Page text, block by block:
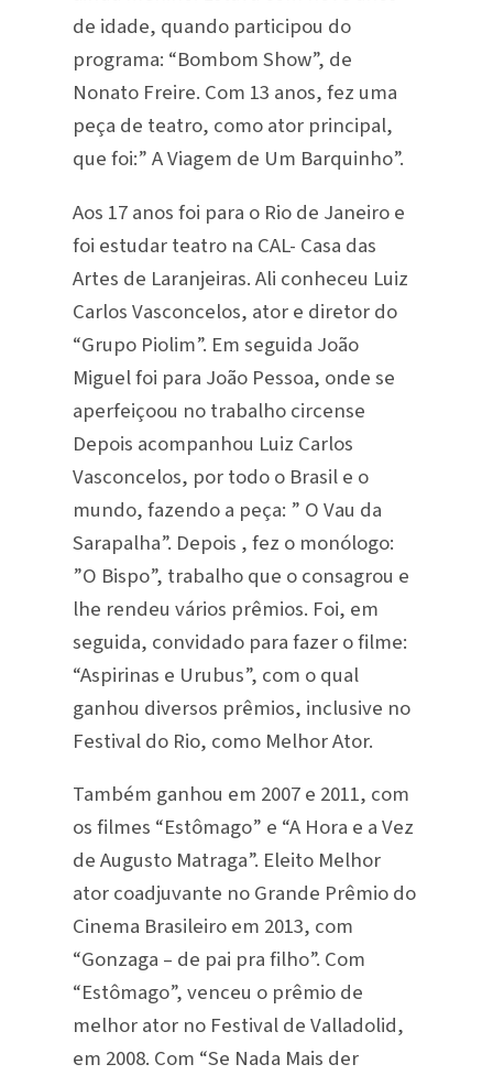
de idade, quando participou do
programa: “Bombom Show”, de
Nonato Freire. Com 13 anos, fez uma
peça de teatro, como ator principal,
que foi:” A Viagem de Um Barquinho”.
Aos 17 anos foi para o Rio de Janeiro e
foi estudar teatro na CAL- Casa das
Artes de Laranjeiras. Ali conheceu Luiz
Carlos Vasconcelos, ator e diretor do
“Grupo Piolim”. Em seguida João
Miguel foi para João Pessoa, onde se
aperfeiçoou no trabalho circense
Depois acompanhou Luiz Carlos
Vasconcelos, por todo o Brasil e o
mundo, fazendo a peça: ” O Vau da
Sarapalha”. Depois , fez o monólogo:
”O Bispo”, trabalho que o consagrou e
lhe rendeu vários prêmios. Foi, em
seguida, convidado para fazer o filme:
“Aspirinas e Urubus”, com o qual
ganhou diversos prêmios, inclusive no
Festival do Rio, como Melhor Ator.
Também ganhou em 2007 e 2011, com
os filmes “Estômago” e “A Hora e a Vez
de Augusto Matraga”. Eleito Melhor
ator coadjuvante no Grande Prêmio do
Cinema Brasileiro em 2013, com
“Gonzaga – de pai pra filho”. Com
“Estômago”, venceu o prêmio de
melhor ator no Festival de Valladolid,
em 2008. Com “Se Nada Mais der